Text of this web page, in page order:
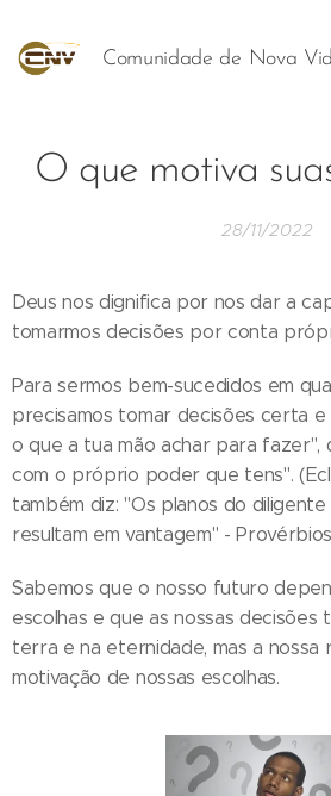
Comunidade de Nova
O que motiva
28/11/2022
Deus nos dignifica por nos dar a
tomarmos decisões por conta
Para sermos bem-sucedidos em
precisamos tomar decisões certa
o que a tua mão achar para fazer",
com o próprio poder que tens".
também diz: "Os planos do
resultam em vantagem" - Provérbios
Sabemos que o nosso futuro
escolhas e que as nossas decisões
terra e na eternidade, mas a
motivação de nossas escolhas.